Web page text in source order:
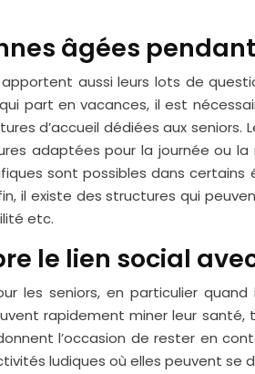
âgées
apportent aussi leurs lots de
part en vacances, il est
d’accueil dédiées aux
adaptées pour la journée ou
sont possibles dans
il existe des structures qui
etc.
le lien social
les seniors, en particulier
rapidement miner leur santé,
l’occasion de rester en
ludiques où elles peuvent